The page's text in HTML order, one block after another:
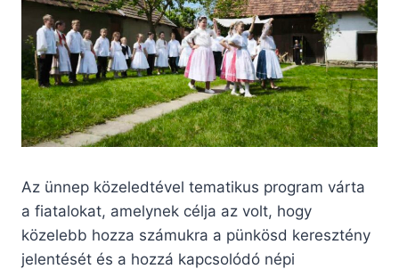
Az ünnep közeledtével tematikus program várta
a fiatalokat, amelynek célja az volt, hogy
közelebb hozza számukra a pünkösd keresztény
jelentését és a hozzá kapcsolódó népi